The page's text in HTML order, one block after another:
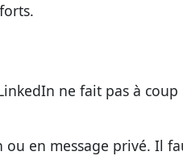
ne fait pas à coup
ou en message privé. Il